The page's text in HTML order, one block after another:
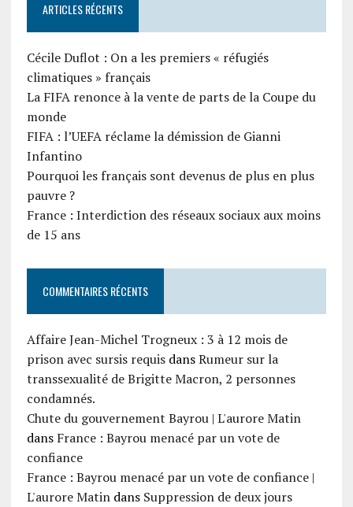
ARTICLES RÉCENTS
Cécile Duflot : On a les premiers « réfugiés
climatiques » français
La FIFA renonce à la vente de parts de la Coupe du
monde
FIFA : l’UEFA réclame la démission de Gianni
Infantino
Pourquoi les français sont devenus de plus en plus
pauvre ?
France : Interdiction des réseaux sociaux aux moins
de 15 ans
COMMENTAIRES RÉCENTS
Affaire Jean-Michel Trogneux : 3 à 12 mois de
prison avec sursis requisdansRumeur sur la
transsexualité de Brigitte Macron, 2 personnes
condamnés.
Chute du gouvernement Bayrou | L'aurore Matin
dans France : Bayrou menacé par un vote de
confiance
France : Bayrou menacé par un vote de confiance |
L'aurore Matindans Suppression de deux jours